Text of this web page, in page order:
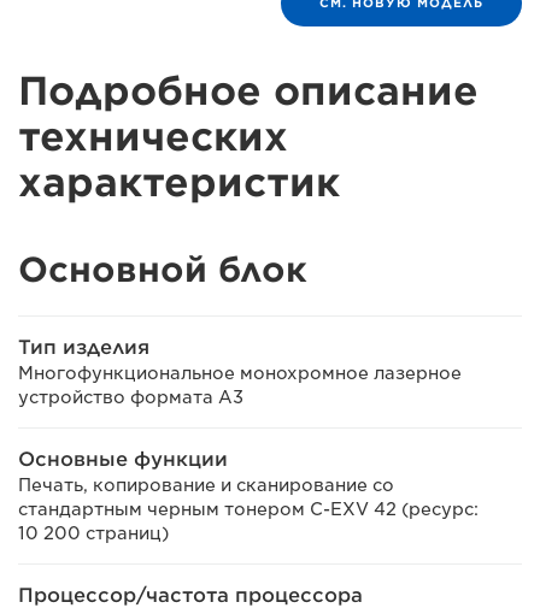
Подробное описание
технических
характеристик
Основной блок
Тип изделия
Многофункциональное монохромное лазерное
устройство формата A3
Основные функции
Печать, копирование и сканирование со
стандартным черным тонером C-EXV 42 (ресурс:
10 200 страниц)
Процессор/частота процессора